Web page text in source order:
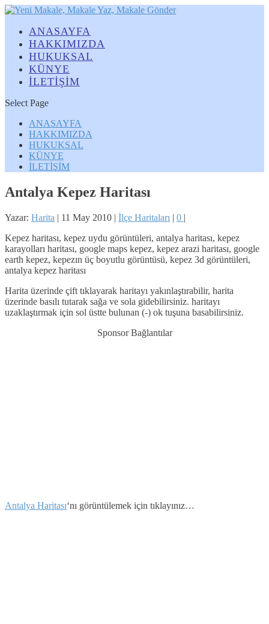
ANASAYFA
HAKKIMIZDA
HUKUKSAL
KÜNYE
İLETİŞİM
Select Page
ANASAYFA
HAKKIMIZDA
HUKUKSAL
KÜNYE
İLETİŞİM
Antalya Kepez Haritası
Yazar: Harita | 11 May 2010 | İlçe Haritaları | 0 |
Kepez haritası, kepez uydu görüntüleri, antalya haritası, kepez
karayolları haritası, google maps kepez, kepez arazi haritası, google
earth kepez, kepezın üç boyutlu görüntüsü, kepez 3d görüntüleri,
antalya kepez haritası
Harita üzerinde çift tıklayarak haritayı yakınlaştırabilir, harita
üzerinde basılı tutarak sağa ve sola gidebilirsiniz. haritayı
uzaklaştırmak için sol üstte bulunan (-) ok tuşuna basabilirsiniz.
Sponsor Bağlantılar
Antalya Haritası‘nı görüntülemek için tıklayınız…